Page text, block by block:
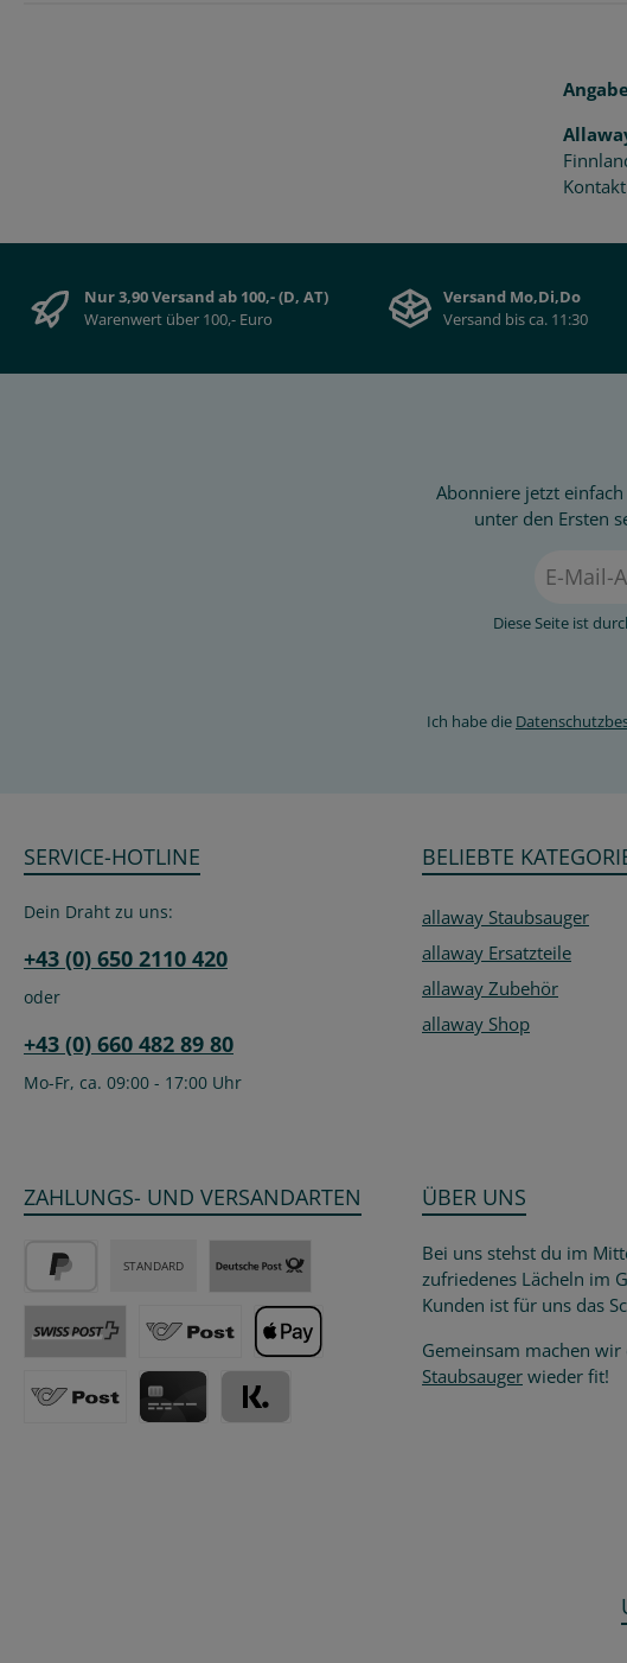
Nur 3,90 Versand ab 100,- (D, AT)
Warenwert über 100,- Euro
Versand Mo,Di,Do
Versand bis ca. 11:30
Abonniere jetzt
unter den Ersten
Mail-
Adresse
Diese Seite ist
Ich habe die
SERVICE-HOTLINE
Dein Draht zu uns:
+43 (0) 650 2110 420
oder
+43 (0) 660 482 89 80
Mo-Fr, ca. 09:00 - 17:00 Uhr
BELIEBTE
allaway Staubsauger
allaway Ersatzteile
allaway Zubehör
allaway Shop
ZAHLUNGS- UND VERSANDARTEN
PayPal
Apple Pay
STANDARD
Post / DHL Deutschland - versicherter Versand
Post CH,LI - versicherter Versand
Post Österreich - versicherter Versand
ÜBER UNS
Bei uns stehst du im
zufriedenes Lächeln im
Kunden ist für uns das
Gemeinsam machen wir
Staubsauger wieder fit!